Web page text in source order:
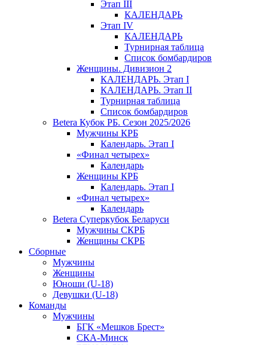
Этап III
КАЛЕНДАРЬ
Этап IV
КАЛЕНДАРЬ
Турнирная таблица
Список бомбардиров
Женщины. Дивизион 2
КАЛЕНДАРЬ. Этап I
КАЛЕНДАРЬ. Этап II
Турнирная таблица
Список бомбардиров
Betera Кубок РБ. Сезон 2025/2026
Мужчины КРБ
Календарь. Этап I
«Финал четырех»
Календарь
Женщины КРБ
Календарь. Этап I
«Финал четырех»
Календарь
Betera Суперкубок Беларуси
Мужчины СКРБ
Женщины СКРБ
Сборные
Мужчины
Женщины
Юноши (U-18)
Девушки (U-18)
Команды
Мужчины
БГК «Мешков Брест»
СКА-Минск